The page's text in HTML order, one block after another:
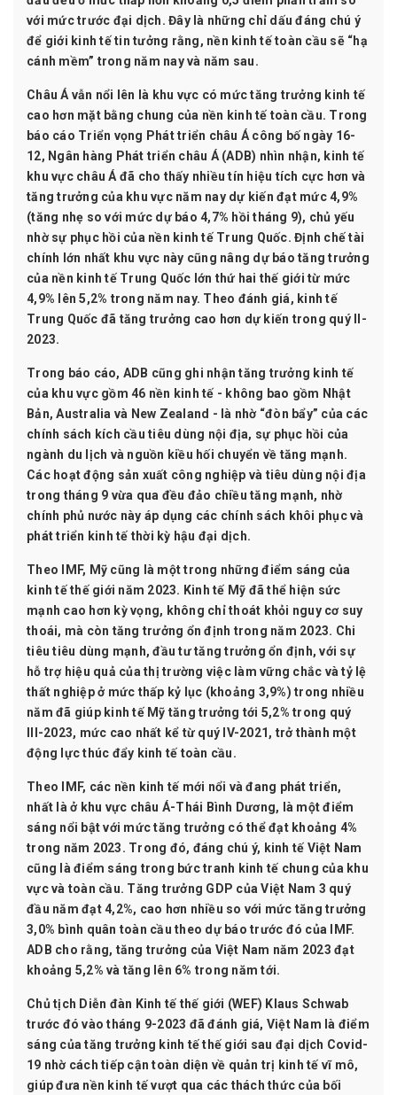
với mức trước đại dịch. Đây là những chỉ dấu đáng chú ý
để giới kinh tế tin tưởng rằng, nền kinh tế toàn cầu sẽ “hạ
cánh mềm” trong năm nay và năm sau.
Châu Á vẫn nổi lên là khu vực có mức tăng trưởng kinh tế
cao hơn mặt bằng chung của nền kinh tế toàn cầu. Trong
báo cáo Triển vọng Phát triển châu Á công bố ngày 16-
12, Ngân hàng Phát triển châu Á (ADB) nhìn nhận, kinh tế
khu vực châu Á đã cho thấy nhiều tín hiệu tích cực hơn và
tăng trưởng của khu vực năm nay dự kiến đạt mức 4,9%
(tăng nhẹ so với mức dự báo 4,7% hồi tháng 9), chủ yếu
nhờ sự phục hồi của nền kinh tế Trung Quốc. Định chế tài
chính lớn nhất khu vực này cũng nâng dự báo tăng trưởng
của nền kinh tế Trung Quốc lớn thứ hai thế giới từ mức
4,9% lên 5,2% trong năm nay. Theo đánh giá, kinh tế
Trung Quốc đã tăng trưởng cao hơn dự kiến trong quý II-
2023.
Trong báo cáo, ADB cũng ghi nhận tăng trưởng kinh tế
của khu vực gồm 46 nền kinh tế - không bao gồm Nhật
Bản, Australia và New Zealand - là nhờ “đòn bẩy” của các
chính sách kích cầu tiêu dùng nội địa, sự phục hồi của
ngành du lịch và nguồn kiều hối chuyển về tăng mạnh.
Các hoạt động sản xuất công nghiệp và tiêu dùng nội địa
trong tháng 9 vừa qua đều đảo chiều tăng mạnh, nhờ
chính phủ nước này áp dụng các chính sách khôi phục và
phát triển kinh tế thời kỳ hậu đại dịch.
Theo IMF, Mỹ cũng là một trong những điểm sáng của
kinh tế thế giới năm 2023. Kinh tế Mỹ đã thể hiện sức
mạnh cao hơn kỳ vọng, không chỉ thoát khỏi nguy cơ suy
thoái, mà còn tăng trưởng ổn định trong năm 2023. Chi
tiêu tiêu dùng mạnh, đầu tư tăng trưởng ổn định, với sự
hỗ trợ hiệu quả của thị trường việc làm vững chắc và tỷ lệ
thất nghiệp ở mức thấp kỷ lục (khoảng 3,9%) trong nhiều
năm đã giúp kinh tế Mỹ tăng trưởng tới 5,2% trong quý
III-2023, mức cao nhất kể từ quý IV-2021, trở thành một
động lực thúc đẩy kinh tế toàn cầu.
Theo IMF, các nền kinh tế mới nổi và đang phát triển,
nhất là ở khu vực châu Á-Thái Bình Dương, là một điểm
sáng nổi bật với mức tăng trưởng có thể đạt khoảng 4%
trong năm 2023. Trong đó, đáng chú ý, kinh tế Việt Nam
cũng là điểm sáng trong bức tranh kinh tế chung của khu
vực và toàn cầu. Tăng trưởng GDP của Việt Nam 3 quý
đầu năm đạt 4,2%, cao hơn nhiều so với mức tăng trưởng
3,0% bình quân toàn cầu theo dự báo trước đó của IMF.
ADB cho rằng, tăng trưởng của Việt Nam năm 2023 đạt
khoảng 5,2% và tăng lên 6% trong năm tới.
Chủ tịch Diễn đàn Kinh tế thế giới (WEF) Klaus Schwab
trước đó vào tháng 9-2023 đã đánh giá, Việt Nam là điểm
sáng của tăng trưởng kinh tế thế giới sau đại dịch Covid-
19 nhờ cách tiếp cận toàn diện về quản trị kinh tế vĩ mô,
giúp đưa nền kinh tế vượt qua các thách thức của bối